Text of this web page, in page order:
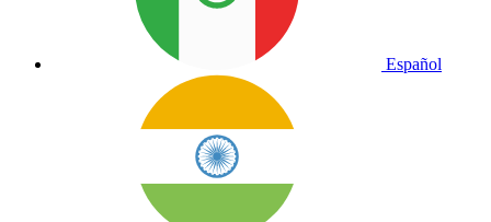
Español